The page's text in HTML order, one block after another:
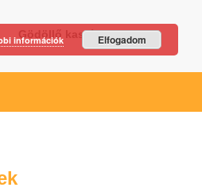
Gödöllő kastély
információk Elfogadom